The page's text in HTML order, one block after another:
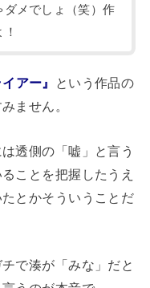
ダメでしょ（笑）作
アー』
という作品の
ません。
透側の「嘘」と言う
ことを把握したうえ
とかそういうことだ
で湊が「みな」だと